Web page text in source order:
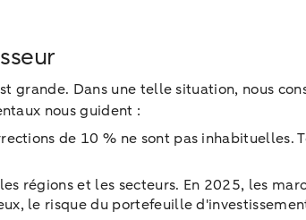
Dans une telle situation, nous
nous guident :
de 10 % ne sont pas inhabituelles.
et les secteurs. En 2025, les
le risque du portefeuille